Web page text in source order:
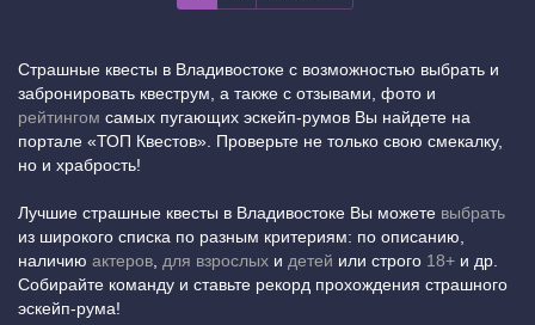
Страшные квесты в Владивостоке с возможностью выбрать и
забронировать квеструм, а также с отзывами, фото и
рейтингом самых пугающих эскейп-румов Вы найдете на
портале «ТОП Квестов». Проверьте не только свою смекалку,
но и храбрость!
Лучшие страшные квесты в Владивостоке Вы можете выбрать
из широкого списка по разным критериям: по описанию,
наличию актеров для взрослых и детей или строго 18+ и др.
Собирайте команду и ставьте рекорд прохождения страшного
эскейп-рума!